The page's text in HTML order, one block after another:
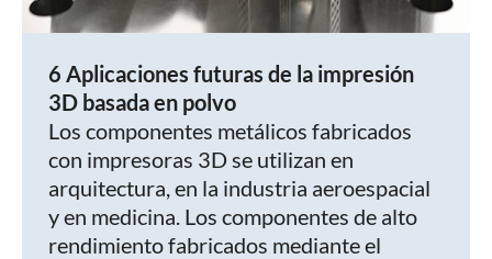
6 Aplicaciones futuras de la impresión
3D basada en polvo
Los componentes metálicos fabricados
con impresoras 3D se utilizan en
arquitectura, en la industria aeroespacial
y en medicina. Los componentes de alto
rendimiento fabricados mediante el